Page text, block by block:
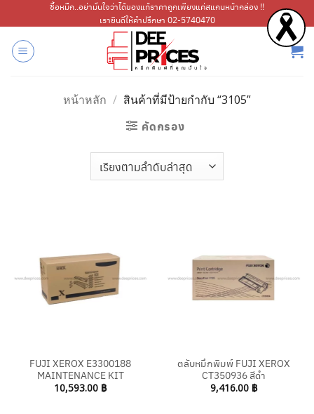
ไป
เนื้อหา
ซื้อหมึก..อย่ามั่นใจว่าได้ของแท้ราคาถูกเพียงแค่สแกนหน้ากล่อง !!
เรายินดีให้คำปรึกษา 02-5740470
หน้าหลัก / สินค้าที่มีป้ายกำกับ “3105”
คัดกรอง
FUJI XEROX E3300188
MAINTENANCE KIT
10,593.00 ฿
ตลับหมึกพิมพ์ FUJI XEROX
CT350936 สีดำ
9,416.00 ฿